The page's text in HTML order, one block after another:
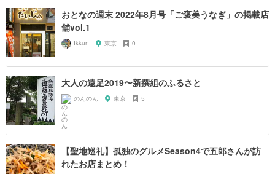
おとなの週末 2022年8月号「ご褒美うなぎ」の掲載店
舗vol.1
Ikkun 東京 0
大人の遠足2019〜新撰組のふるさと
のんのん 東京 5
【聖地巡礼】孤独のグルメSeason4で五郎さんが訪
れたお店まとめ！